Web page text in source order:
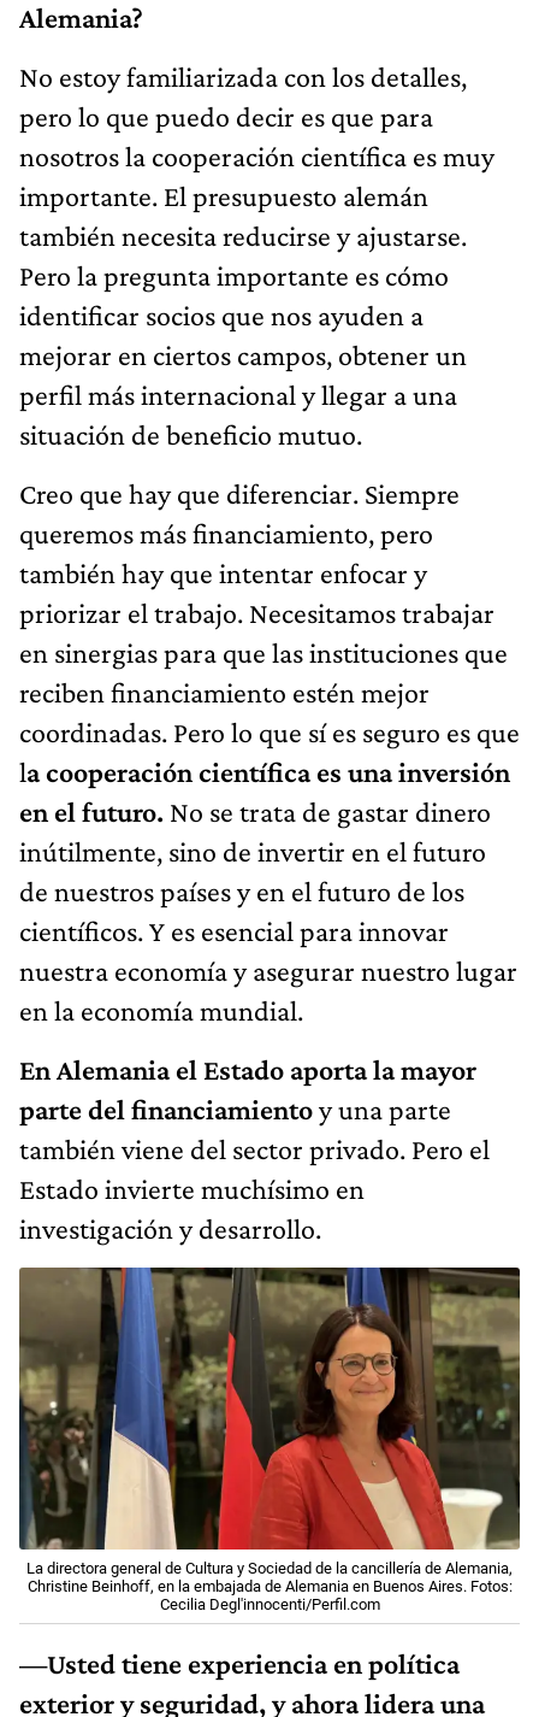
Alemania?
No estoy familiarizada con los detalles,
pero lo que puedo decir es que para
nosotros la cooperación científica es muy
importante. El presupuesto alemán
también necesita reducirse y ajustarse.
Pero la pregunta importante es cómo
identificar socios que nos ayuden a
mejorar en ciertos campos, obtener un
perfil más internacional y llegar a una
situación de beneficio mutuo.
Creo que hay que diferenciar. Siempre
queremos más financiamiento, pero
también hay que intentar enfocar y
priorizar el trabajo. Necesitamos trabajar
en sinergias para que las instituciones que
reciben financiamiento estén mejor
coordinadas. Pero lo que sí es seguro es que
la cooperación científica es una inversión
en el futuro. No se trata de gastar dinero
inútilmente, sino de invertir en el futuro
de nuestros países y en el futuro de los
científicos. Y es esencial para innovar
nuestra economía y asegurar nuestro lugar
en la economía mundial.
En Alemania el Estado aporta la mayor
parte del financiamientoy una parte
también viene del sector privado. Pero el
Estado invierte muchísimo en
investigación y desarrollo.
La directora general de Cultura y Sociedad de la cancillería de Alemania,
Christine Beinhoff, en la embajada de Alemania en Buenos Aires. Fotos:
Cecilia Degl'innocenti/Perfil.com
—Usted tiene experiencia en política
exterior y seguridad, y ahora lidera una